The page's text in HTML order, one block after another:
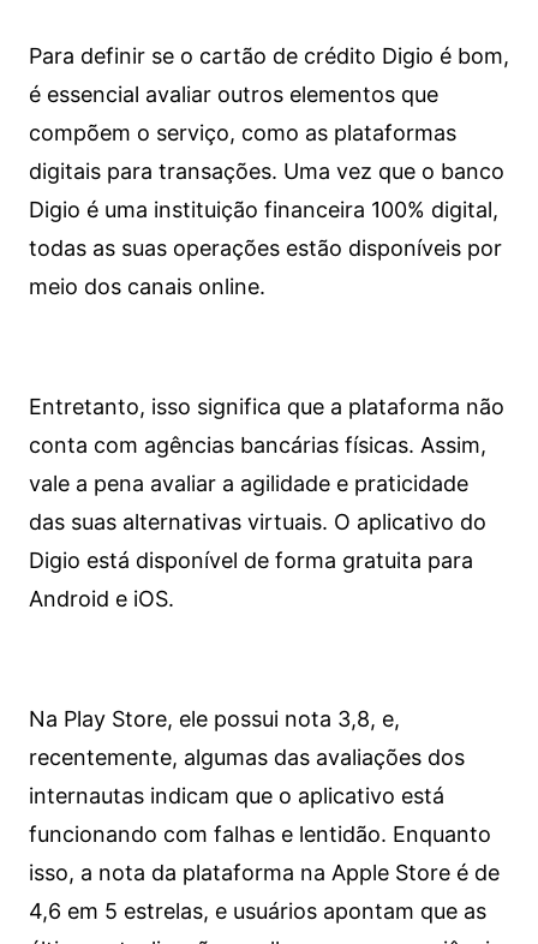
Para definir se o cartão de crédito Digio é bom,
é essencial avaliar outros elementos que
compõem o serviço, como as plataformas
digitais para transações. Uma vez que o banco
Digio é uma instituição financeira 100% digital,
todas as suas operações estão disponíveis por
meio dos canais online.
Entretanto, isso significa que a plataforma não
conta com agências bancárias físicas. Assim,
vale a pena avaliar a agilidade e praticidade
das suas alternativas virtuais. O aplicativo do
Digio está disponível de forma gratuita para
Android e iOS.
Na Play Store, ele possui nota 3,8, e,
recentemente, algumas das avaliações dos
internautas indicam que o aplicativo está
funcionando com falhas e lentidão. Enquanto
isso, a nota da plataforma na Apple Store é de
4,6 em 5 estrelas, e usuários apontam que as